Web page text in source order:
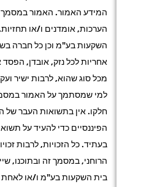
המידע האמור. האמור במסמך
הערכות, אומדנים ו/או
השקעות בע"מ וכן כל חברה
אחריות לכל נזק, אובדן, הפסד
מכל סוג שהוא, לרבות ישיר
למי שמסתמך על האמור
חלקו. אין בתשואות העבר של
הפיננסיים כדי להעיד על
בעתיד. כל הזכויות, לרבות
הרוחני, במסמך זה ובתוכנו,
בית השקעות בע"מ ו/או לאחת